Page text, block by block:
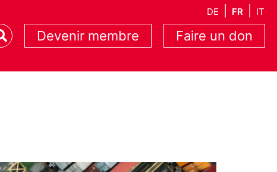
DE FR IT
Devenir membre Faire un don